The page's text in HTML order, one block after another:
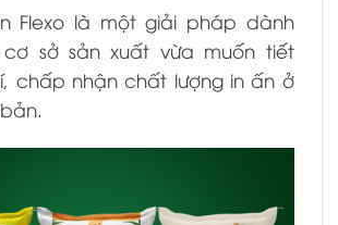
Flexo là một giải pháp dành
sở sản xuất vừa muốn tiết
chấp nhận chất lượng in ấn ở